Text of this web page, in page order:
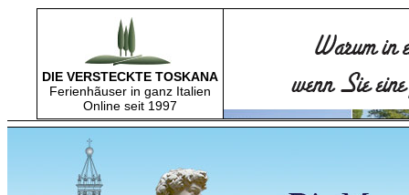
DIE VERSTECKTE TOSKANA
Ferienhãuser in ganz Italien
Online seit 1997